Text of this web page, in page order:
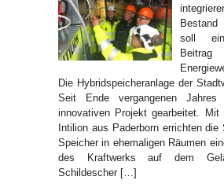
soll
Die Hybridspeicheranlage der
Seit Ende vergangenen
innovativen Projekt gearbeitet. Mit
Intilion aus Paderborn errichten die
Speicher in ehemaligen Räumen
des Kraftwerks auf dem
Schildescher […]